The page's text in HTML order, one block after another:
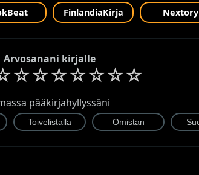
FinlandiaKirja Nextory
Arvosanani kirjalle
☆☆☆☆☆☆☆
pääkirjahyllyssäni